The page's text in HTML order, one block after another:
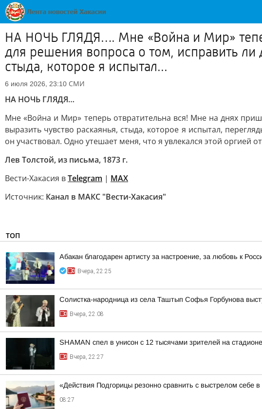
НА НОЧЬ ГЛЯДЯ…. Мне «Война и Мир»
для решения вопроса о том, исправить ли
стыда, которое я испытал...
6 июля 2026, 23:10 СМИ
НА НОЧЬ ГЛЯДЯ…
Мне «Война и Мир» теперь отвратительна вся! Мне на днях
выразить чувство раскаянья, стыда, которое я испытал,
он участвовал. Одно утешает меня, что я увлекался этой оргией
Лев Толстой, из письма, 1873 г.
Вести-Хакасия вTelegram | MAX
Источник: Канал в МАКС "Вести-Хакасия"
ТОП
Абакан благодарен артисту за настроение, за любовь к
Вчера, 22:25
Солистка-народница из села Таштып Софья Горбунова
Вчера, 22:08
SHAMAN спел в унисон с 12 тысячами зрителей на
Вчера, 22:27
«Действия Подгорицы резонно сравнить с выстрелом себе в
08:27